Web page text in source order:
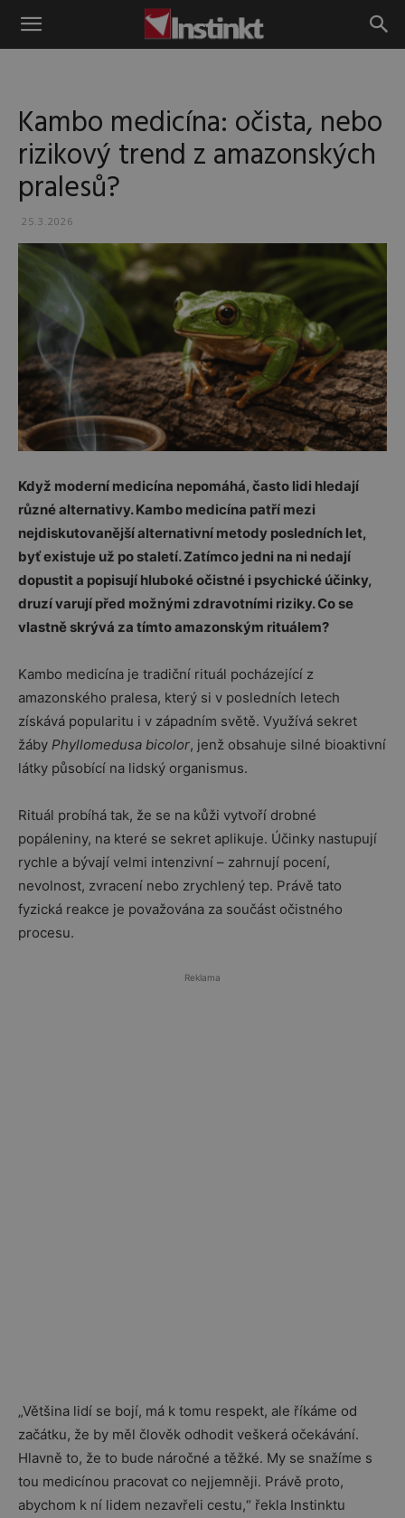
Instinkt
Kambo medicína: očista, nebo
rizikový trend z amazonských
pralesů?
25.3.2026
Když moderní medicína nepomáhá, často lidi hledají
různé alternativy. Kambo medicína patří mezi
nejdiskutovanější alternativní metody posledních let,
byť existuje už po staletí. Zatímco jedni na ni nedají
dopustit a popisují hluboké očistné i psychické účinky,
druzí varují před možnými zdravotními riziky. Co se
vlastně skrývá za tímto amazonským rituálem?
Kambo medicína je tradiční rituál pocházející z
amazonského pralesa, který si v posledních letech
získává popularitu i v západním světě. Využívá sekret
žáby Phyllomedusa bicolor, jenž obsahuje silné bioaktivní
látky působící na lidský organismus.
Rituál probíhá tak, že se na kůži vytvoří drobné
popáleniny, na které se sekret aplikuje. Účinky nastupují
rychle a bývají velmi intenzivní – zahrnují pocení,
nevolnost, zvracení nebo zrychlený tep. Právě tato
fyzická reakce je považována za součást očistného
procesu.
Reklama
„Většina lidí se bojí, má k tomu respekt, ale říkáme od
začátku, že by měl člověk odhodit veškerá očekávání.
Hlavně to, že to bude náročné a těžké. My se snažíme s
tou medicínou pracovat co nejjemněji. Právě proto,
abychom k ní lidem nezavřeli cestu,“ řekla Instinktu